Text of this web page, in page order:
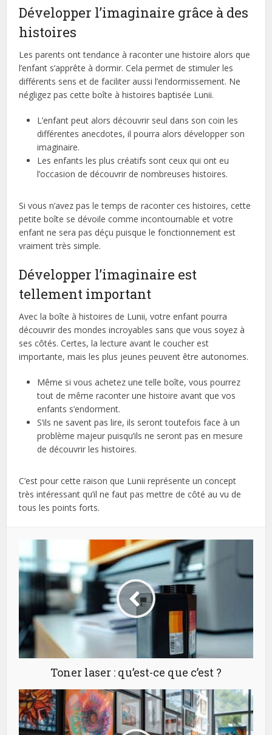
Développer l’imaginaire grâce à des
histoires
Les parents ont tendance à raconter une histoire alors que
l’enfant s’apprête à dormir. Cela permet de stimuler les
différents sens et de faciliter aussi l’endormissement. Ne
négligez pas cette boîte à histoires baptisée Lunii.
L’enfant peut alors découvrir seul dans son coin les
différentes anecdotes, il pourra alors développer son
imaginaire.
Les enfants les plus créatifs sont ceux qui ont eu
l’occasion de découvrir de nombreuses histoires.
Si vous n’avez pas le temps de raconter ces histoires, cette
petite boîte se dévoile comme incontournable et votre
enfant ne sera pas déçu puisque le fonctionnement est
vraiment très simple.
Développer l’imaginaire est
tellement important
Avec la boîte à histoires de Lunii, votre enfant pourra
découvrir des mondes incroyables sans que vous soyez à
ses côtés. Certes, la lecture avant le coucher est
importante, mais les plus jeunes peuvent être autonomes.
Même si vous achetez une telle boîte, vous pourrez
tout de même raconter une histoire avant que vos
enfants s’endorment.
S’ils ne savent pas lire, ils seront toutefois face à un
problème majeur puisqu’ils ne seront pas en mesure
de découvrir les histoires.
C’est pour cette raison que Lunii représente un concept
très intéressant qu’il ne faut pas mettre de côté au vu de
tous les points forts.
Toner laser : qu’est-ce que c’est ?